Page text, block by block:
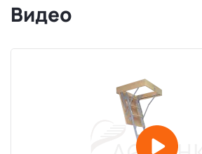
Видео